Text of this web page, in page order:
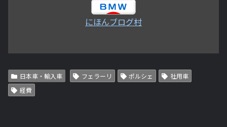
にほんブログ村
日本車・輸入車 フェラーリ ポルシェ
社用車
経費